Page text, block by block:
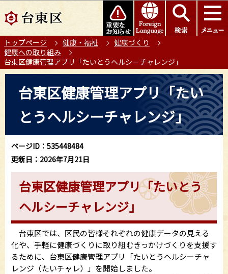
の
ー
ジ
の
このページの本文へ移動
トップページ 健康・福祉
健康づくり
健康への取り組み
台東区健康管理アプリ「たいとうヘルシーチャレンジ」
ら
台東区健康管理アプリ「たい
とうヘルシーチャレンジ」
ページID：535448484
更新日：2026年7月21日
台東区健康管理アプリ「たいとう
ヘルシーチャレンジ」
台東区では、区民の皆様それぞれの健康データの見える
化や、手軽に健康づくりに取り組むきっかけづくりを支援す
るために、台東区健康管理アプリ「たいとうヘルシーチャ
レンジ（たいチャレ）」を開始しました。